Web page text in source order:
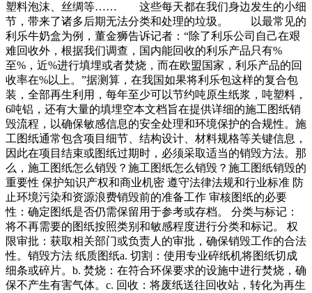
塑料泡沫、丝绸等…… 这些每天都在我们身边发生的小细
节，带来了诸多后期无法分类和处理的垃圾。 以最常见的
利乐牛奶盒为例，董金狮告诉记者：“除了利乐公司自己在艰
难回收外，根据我们调查，国内能回收的利乐产品只有%
至%，近%进行填埋或者焚烧，而在欧盟国家，利乐产品的回
收率在%以上。”据测算，在我国如果将利乐包这样的复合包
装，全部再生利用，每年至少可以节约吨原生纸浆，吨塑料，
6吨铝，还有大量的填埋空本文档旨在提供详细的施工图纸销
毁流程，以确保敏感信息的安全处理和环境保护的合规性。施
工图纸通常包含项目细节、结构设计、材料规格等关键信息，
因此在项目结束或图纸过期时，必须采取适当的销毁方法。那
么，施工图纸怎么销毁？施工图纸怎么销毁？施工图纸销毁的
重要性 保护知识产权和商业机密 遵守法律法规和行业标准 防
止环境污染和资源浪费销毁前的准备工作 审核图纸的必要
性：确定图纸是否仍需保留用于参考或存档。 分类与标记：
将不再需要的图纸按照类别和敏感程度进行分类和标记。 权
限审批：获取相关部门或负责人的审批，确保销毁工作的合法
性。销毁方法 纸质图纸a. 切割：使用专业碎纸机将图纸切成
细条或碎片。b. 焚烧：在符合环保要求的设施中进行焚烧，确
保不产生有害气体。c. 回收：将废纸送往回收站，转化为再生